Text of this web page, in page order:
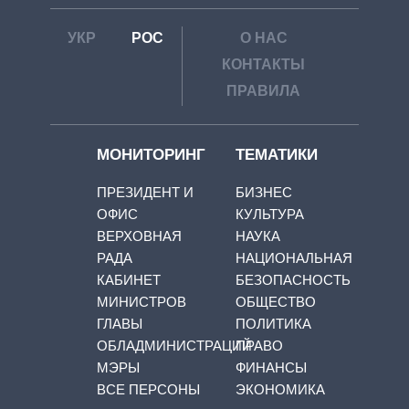
УКР РОС
О НАС
КОНТАКТЫ
ПРАВИЛА
МОНИТОРИНГ
ПРЕЗИДЕНТ И
ОФИС
ВЕРХОВНАЯ
РАДА
КАБИНЕТ
МИНИСТРОВ
ГЛАВЫ
ОБЛАДМИНИСТРАЦИЙ
МЭРЫ
ВСЕ ПЕРСОНЫ
ТЕМАТИКИ
БИЗНЕС
КУЛЬТУРА
НАУКА
НАЦИОНАЛЬНАЯ
БЕЗОПАСНОСТЬ
ОБЩЕСТВО
ПОЛИТИКА
ПРАВО
ФИНАНСЫ
ЭКОНОМИКА